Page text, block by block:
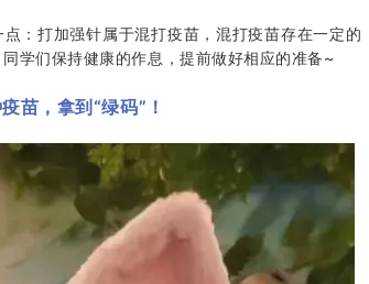
：打加强针属于混打疫苗，混打疫苗存在一定的
学们保持健康的作息，提前做好相应的准备~
苗，拿到“绿码”！